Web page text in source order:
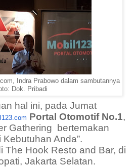
Indra Prabowo dalam sambutannya
Dok. Pribadi
hal ini, pada Jumat
Portal Otomotif No.1,
Gathering bertemakan
Anda”.
The Hook Resto and Bar, di
Jakarta Selatan.